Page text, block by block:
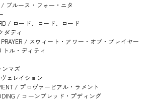
/ ブルース・フォー・ニタ
/ ロード、ロード、ロード
ダディ
PRAYER / スウィート・アワー・オブ・プレイヤー
トル・ディティ
ンマズ
ェレイション
/ プロヴァービアル・ラメント
/ コーンブレッド・プディング